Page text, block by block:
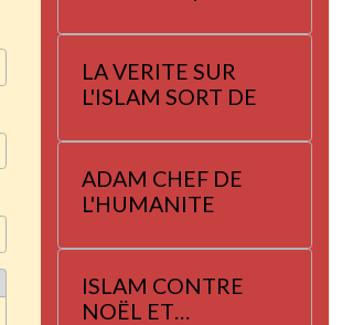
LA VERITE SUR
L'ISLAM SORT DE
ADAM CHEF DE
L'HUMANITE
ISLAM CONTRE
NOËL ET